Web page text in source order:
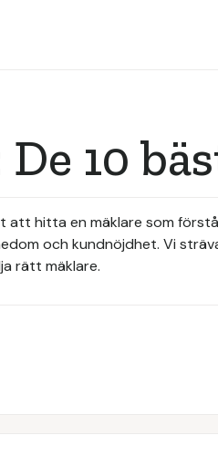
10
att hitta en mäklare som
och kundnöjdhet. Vi
rätt mäklare.